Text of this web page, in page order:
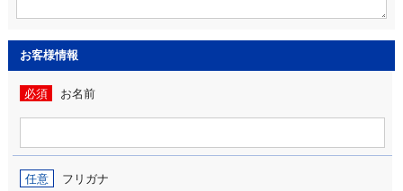
お客様情報
必須 お名前
任意 フリガナ